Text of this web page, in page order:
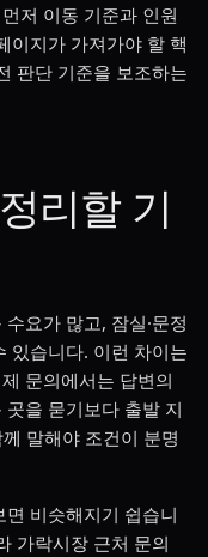
저 이동 기준과 인원
이지가 가져가야 할 핵
판단 기준을 보조하는
리할 기
요가 많고, 잠실·문정
있습니다. 이런 차이는
문의에서는 답변의
을 묻기보다 출발 지
말해야 조건이 분명
비슷해지기 쉽습니
가락시장 근처 문의